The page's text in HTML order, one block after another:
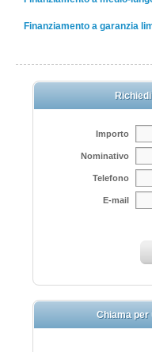
Finanziamento a garanzia
Importo
Nominativo
Telefono
E-mail
Chiama per